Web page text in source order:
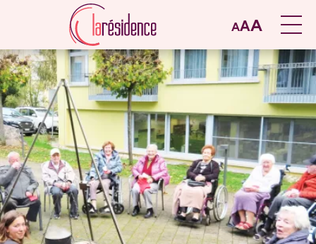
AAA